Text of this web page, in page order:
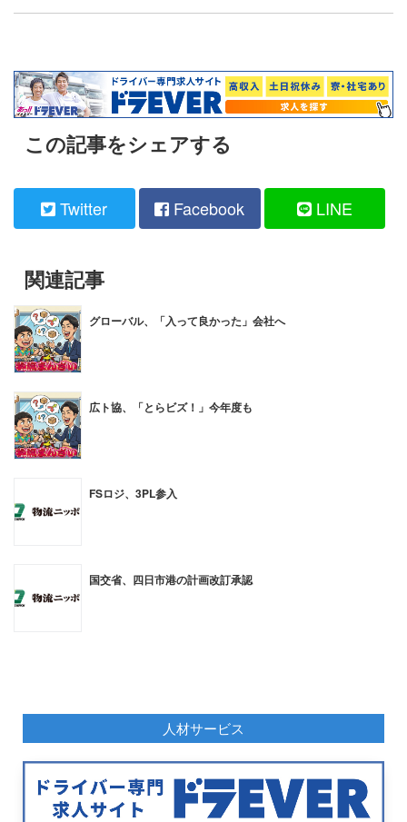
この記事をシェアする
Twitter Facebook LINE
関連記事
グローバル、「入って良かった」会社へ
広ト協、「とらビズ！」今年度も
FSロジ、3PL参入
国交省、四日市港の計画改訂承認
人材サービス